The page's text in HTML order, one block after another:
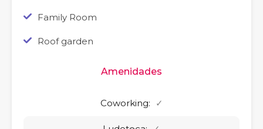
Family Room
Roof garden
Amenidades
Coworking: ✓